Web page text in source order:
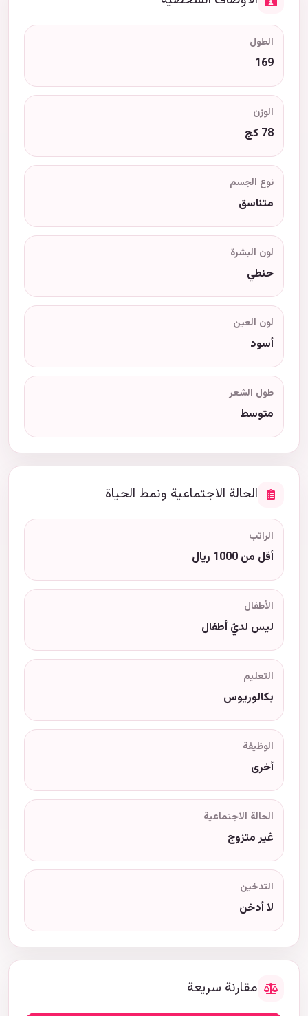
الطول
169
الوزن
78 كج
نوع الجسم
متناسق
لون البشرة
حنطي
لون العين
أسود
طول الشعر
متوسط
الحالة الاجتماعية ونمط الحياة
الراتب
أقل من 1000 ريال
الأطفال
ليس لديّ أطفال
التعليم
بكالوريوس
الوظيفة
أخرى
الحالة الاجتماعية
غير متزوج
التدخين
لا أدخن
مقارنة سريعة